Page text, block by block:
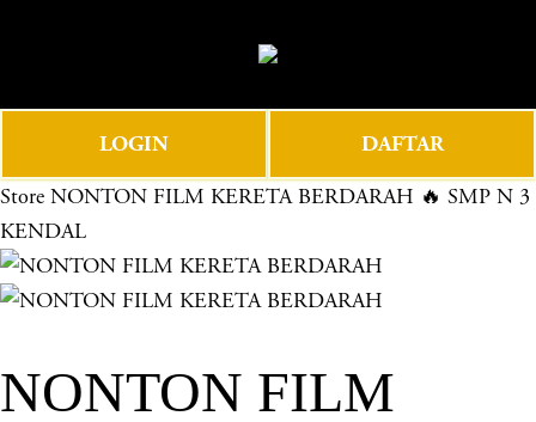
e
e
n
u
LOGIN DAFTAR
Store NONTON FILM KERETA BERDARAH 🔥 SMP N 3
KENDAL
NONTON FILM